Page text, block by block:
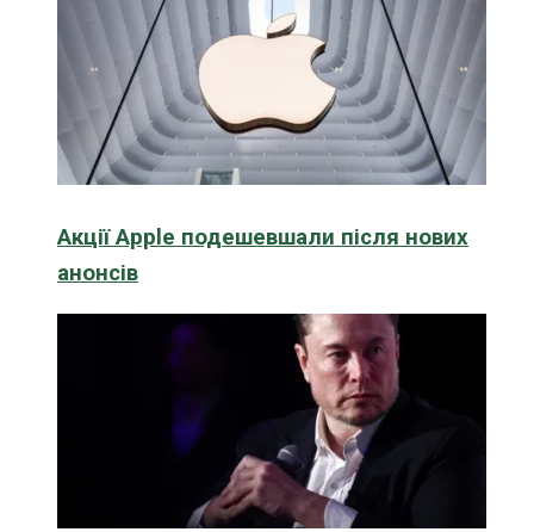
Акції Apple подешевшали після нових
анонсів